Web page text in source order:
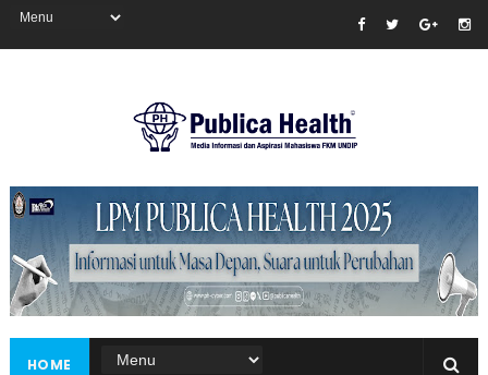
Masukkan iklan disini!
HOME